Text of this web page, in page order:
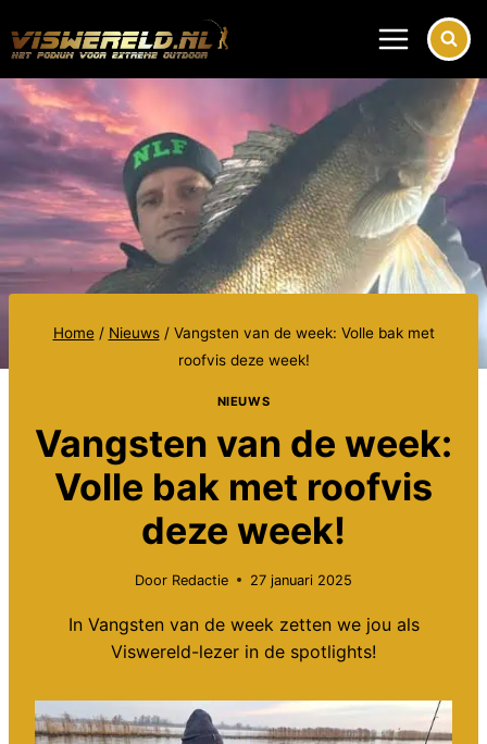
naar
Home / Nieuws / Vangsten van de week: Volle bak met
roofvis deze week!
NIEUWS
Vangsten van de week:
Volle bak met roofvis
deze week!
Door Redactie 27 januari 2025
In Vangsten van de week zetten we jou als
Viswereld-lezer in de spotlights!